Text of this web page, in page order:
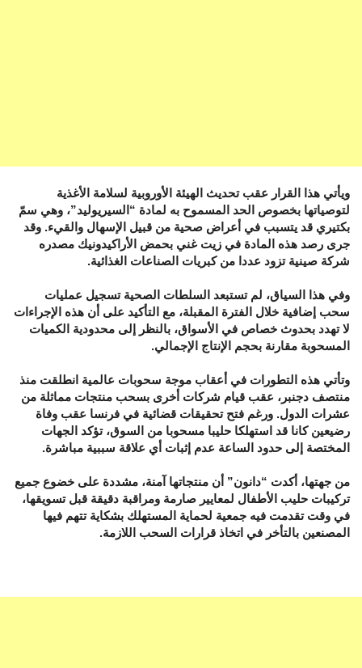
ويأتي هذا القرار عقب تحديث الهيئة الأوروبية لسلامة الأغذية
لتوصياتها بخصوص الحد المسموح به لمادة “السيريوليد”، وهي سمّ
بكتيري قد يتسبب في أعراض صحية من قبيل الإسهال والقيء. وقد
جرى رصد هذه المادة في زيت غني بحمض الأراكيدونيك مصدره
شركة صينية تزود عددا من كبريات الصناعات الغذائية.
وفي هذا السياق، لم تستبعد السلطات الصحية تسجيل عمليات
سحب إضافية خلال الفترة المقبلة، مع التأكيد على أن هذه الإجراءات
لا تهدد بحدوث خصاص في الأسواق، بالنظر إلى محدودية الكميات
المسحوبة مقارنة بحجم الإنتاج الإجمالي.
وتأتي هذه التطورات في أعقاب موجة سحوبات عالمية انطلقت منذ
منتصف دجنبر، عقب قيام شركات أخرى بسحب منتجات مماثلة من
عشرات الدول. ورغم فتح تحقيقات قضائية في فرنسا عقب وفاة
رضيعين كانا قد استهلكا حليبا مسحوبا من السوق، تؤكد الجهات
المختصة إلى حدود الساعة عدم إثبات أي علاقة سببية مباشرة.
من جهتها، أكدت “دانون” أن منتجاتها آمنة، مشددة على خضوع جميع
تركيبات حليب الأطفال لمعايير صارمة ومراقبة دقيقة قبل تسويقها،
في وقت تقدمت فيه جمعية لحماية المستهلك بشكاية تتهم فيها
المصنعين بالتأخر في اتخاذ قرارات السحب اللازمة.